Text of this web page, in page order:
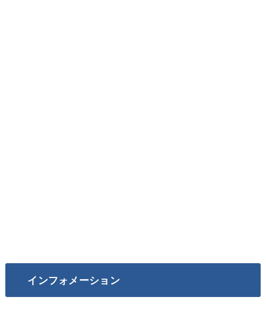
インフォメーション